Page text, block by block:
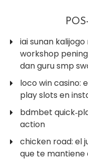
iai sunan
workshop
dan guru smp
loco win casino:
play slots en
bdmbet
action
chicken road: el
que te mantiene